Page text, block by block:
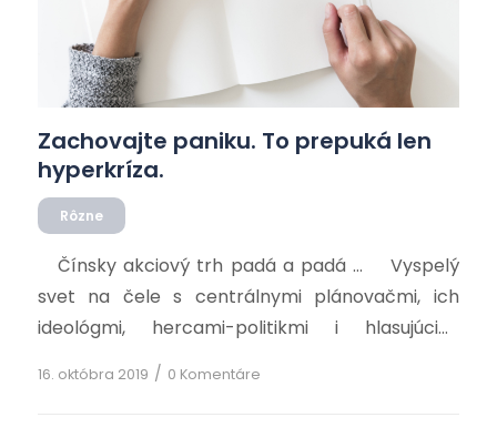
Rôzne
Zachovajte paniku. To prepuká len
hyperkríza.
Čínsky akciový trh padá a padá … Vyspelý
svet na čele s centrálnymi plánovačmi, ich
ideológmi, hercami-politikmi i hlasujúcimi
divákmi-občanmi dovaril svoj centrálne varený
hyperkrízový guláš. Málokto sa z neho naje.
16. októbra 2019 / 0 Komentáre